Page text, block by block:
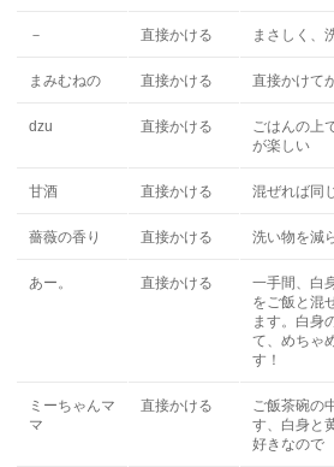
－ 直接かける まさしく、
まみむねの 直接かける 直接かけて
dzu 直接かける
ごはんの上
が楽しい
甘酒 直接かける 混ぜれば同
薔薇の香り 直接かける 洗い物を減
あー。 直接かける
一手間、白
をご飯と混
ます。白身
て、めちゃ
す！
ミーちゃんマ
マ
直接かける
ご飯茶碗の
す、白身と
好きなので